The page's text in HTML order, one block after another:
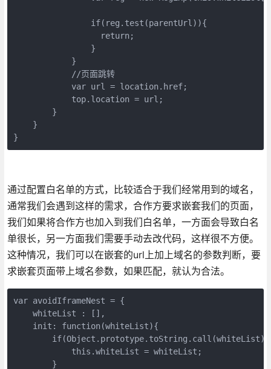
                if(reg.test(parentUrl)){
                  return;
                }
            }
            //页面跳转
            var url = location.href;
            top.location = url;
        }
    }
}
通过配置白名单的方式，比较适合于我们经常用到的域名，
通常我们会遇到这样的需求，合作方要求嵌套我们的页面，
我们如果将合作方也加入到我们白名单，一方面会导致白名
单很长，另一方面我们需要手动去改代码，这样很不方便。
这种情况，我们可以在嵌套的url上加上域名的参数判断，要
求嵌套页面带上域名参数，如果匹配，就认为合法。
var avoidIframeNest = {
    whiteList : [],
    init: function(whiteList){
if(Object.prototype.toString.call(whiteList)
            this.whiteList = whiteList;
        }